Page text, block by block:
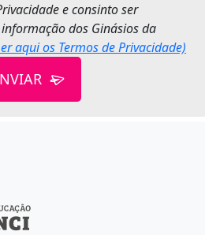
e consinto ser
dos Ginásios da
aqui os Termos de Privacidade)